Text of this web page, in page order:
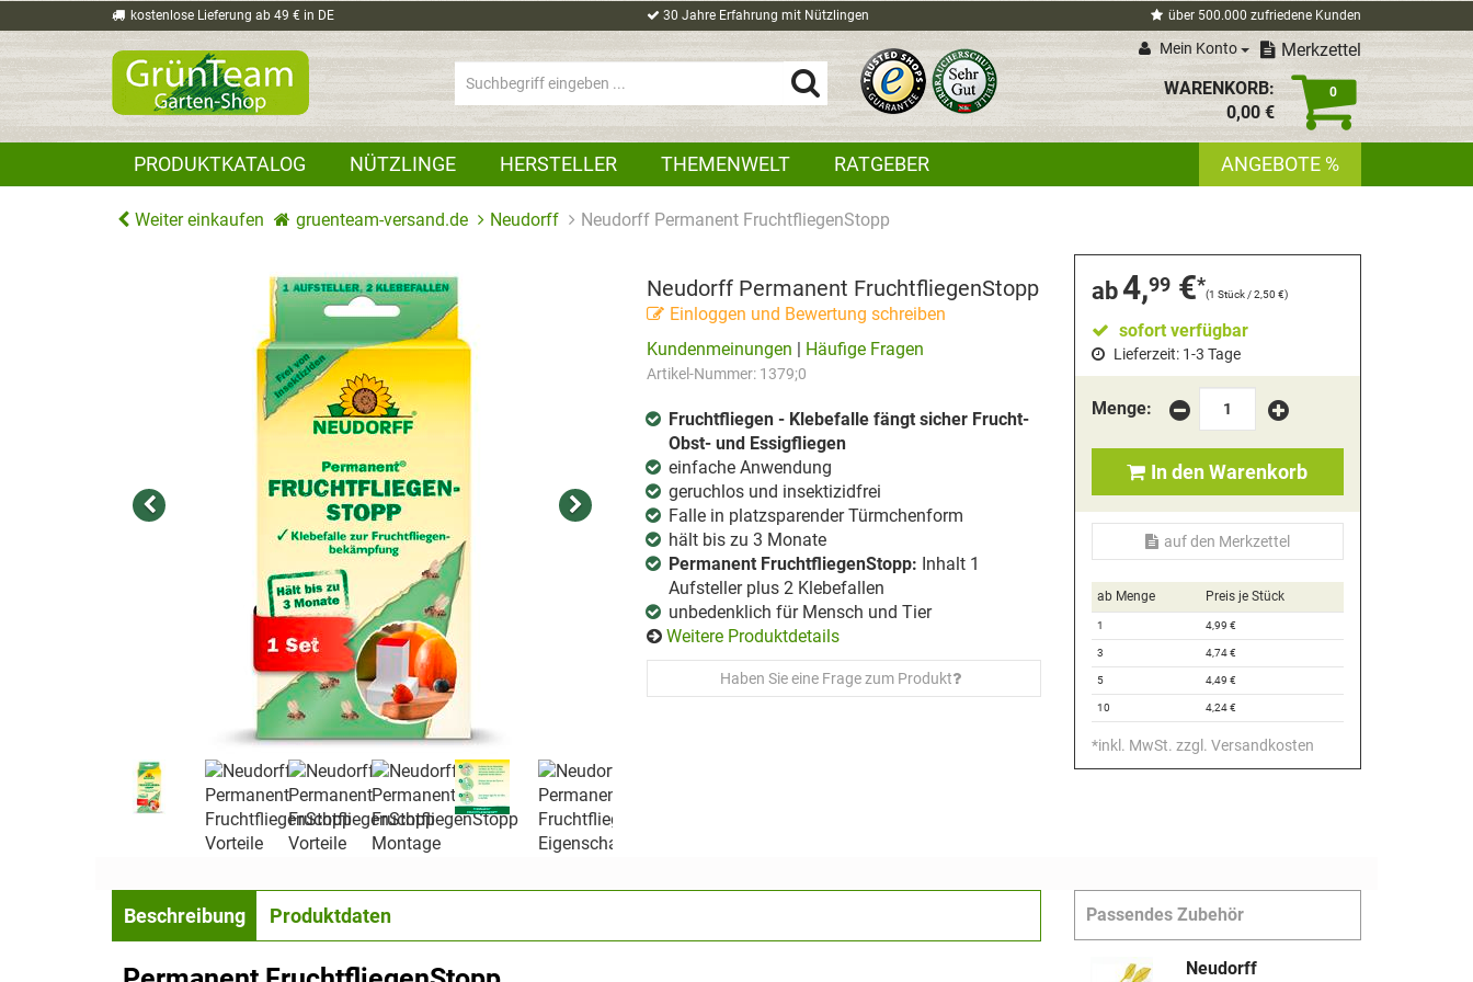
kostenlose Lieferung ab 49 € in DE 30 Jahre Erfahrung mit Nützlingen über 500.000 zufriedene Kunden
Mein Konto Merkzettel
0
WARENKORB:
0,00 €
PRODUKTKATALOG NÜTZLINGE HERSTELLER THEMENWELT RATGEBER ANGEBOTE %
Weiter einkaufen gruenteam-versand.de Neudorff Neudorff Permanent FruchtfliegenStopp
Neudorff Permanent FruchtfliegenStopp
Einloggen und Bewertung schreiben
Kundenmeinungen | Häufige Fragen
Artikel-Nummer: 1379;0
Fruchtfliegen - Klebefalle fängt sicher Frucht-
Obst- und Essigfliegen
einfache Anwendung
geruchlos und insektizidfrei
Falle in platzsparender Türmchenform
hält bis zu 3 Monate
Permanent FruchtfliegenStopp: Inhalt 1
Aufsteller plus 2 Klebefallen
unbedenklich für Mensch und Tier
Weitere Produktdetails
Haben Sie eine Frage zum Produkt
ab4,99 €*(1 Stück / 2,50 €)
sofort verfügbar
Lieferzeit: 1-3 Tage
Menge:
In den Warenkorb
auf den Merkzettel
ab Menge Preis je Stück
1 4,99 €
3 4,74 €
5 4,49 €
10 4,24 €
*inkl. MwSt. zzgl. Versandkosten
Beschreibung Produktdaten Passendes Zubehör
Neudorff